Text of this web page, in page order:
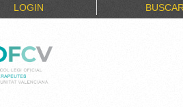
LOGIN BUSCAR